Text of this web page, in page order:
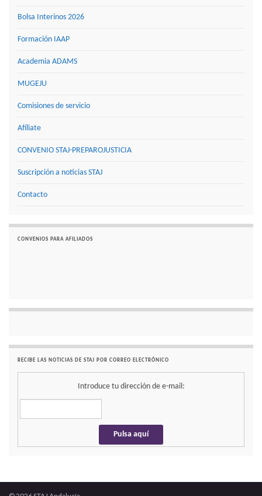
Bolsa Interinos 2026
Formación IAAP
Academia ADAMS
MUGEJU
Comisiones de servicio
Afíliate
CONVENIO STAJ-PREPAROJUSTICIA
Suscripción a noticias STAJ
Contacto
CONVENIOS PARA AFILIADOS